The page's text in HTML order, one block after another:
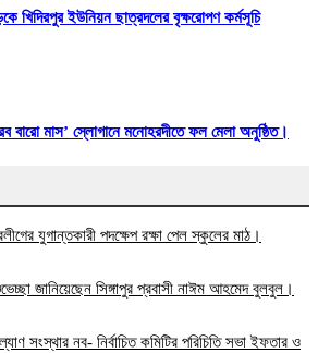
খিদিরপুর ইউনিয়ন ছাত্রদলের বৃক্ষরোপণ কর্মসূচি
বারো মাস’ স্লোগানে মনোহরদীতে ফল মেলা অনুষ্ঠিত।
যুগান্তকারী পদক্ষেপ রক্ষা পেল স্কুলের মাঠ।
জানিয়েছেন সিঙ্গাপুর প্রবাসী নাঈম আহমেদ বুলবুল।
সংস্থার নব- নির্বাচিত কমিটির পরিচিতি সভা ইফতার ও